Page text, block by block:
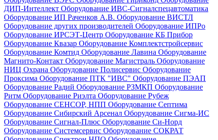
ДИП-Интеллект Оборудование ИВС-Сигналспецавтоматика
Оборудование ИП Раченков А.В. Оборудование ВИСТЛ
Оборудование других производителей Оборудование ИПРо
Оборудование ИРСЭТ-Центр Оборудование КБ Прибор
Оборудование Квазар Оборудование Комплектстройсервис
Оборудование Комтид Оборудование Лавина Оборудование
Магнито-Контакт Оборудование Магистраль Оборудование
НИЦ Охрана Оборудование Полисервис Оборудование
Проксима Оборудование ПТК "ИВС" Оборудование ПЭАП
Оборудование Радий Оборудование РЗМКП Оборудование
Ритм Оборудование Риэлта Оборудование Рубеж
Оборудование СЕНСОР, НПП Оборудование Септима
Оборудование Сибирский Арсенал Оборудование Сигма-ИС
Оборудование Сигнал-Плюс Оборудование Си-Норд
Оборудование Системсервис Оборудование СОКРАТ